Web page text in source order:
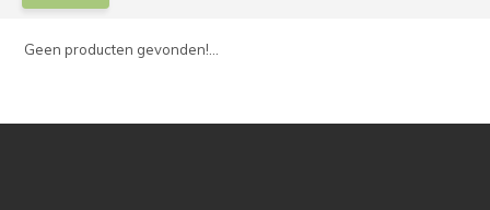
Geen producten gevonden!...